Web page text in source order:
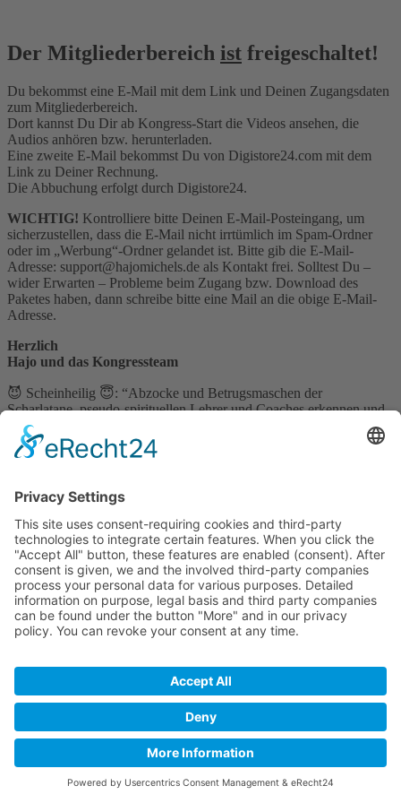
Der Mitgliederbereich ist freigeschaltet!
Du bekommst eine E-Mail mit dem Link und Deinen Zugangsdaten
zum Mitgliederbereich.
Dort kannst Du Dir ab Kongress-Start die Videos ansehen, die
Audios anhören bzw. herunterladen.
Eine zweite E-Mail bekommst Du von Digistore24.com mit dem
Link zu Deiner Rechnung.
Die Abbuchung erfolgt durch Digistore24.
WICHTIG! Kontrolliere bitte Deinen E-Mail-Posteingang, um
sicherzustellen, dass die E-Mail nicht irrtümlich im Spam-Ordner
oder im „Werbung“-Ordner gelandet ist. Bitte gib die E-Mail-
Adresse: support@hajomichels.de als Kontakt frei. Solltest Du –
wider Erwarten – Probleme beim Zugang bzw. Download des
Paketes haben, dann schreibe bitte eine Mail an die obige E-Mail-
Adresse.
Herzlich
Hajo und das Kongressteam
😈 Scheinheilig 😇: “Abzocke und Betrugsmaschen der
Scharlatane, pseudo-spirituellen Lehrer und Coaches erkennen und
vermeiden!”
Datenschutz|support@hajomichels.de